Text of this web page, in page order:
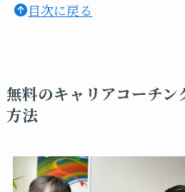
目次に戻る
無料のキャリアコーチン
方法